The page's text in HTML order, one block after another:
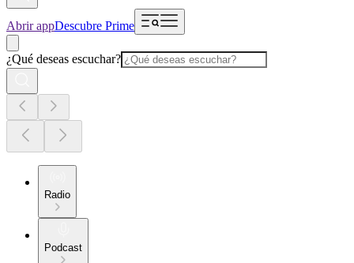
Abrir appDescubre Prime
¿Qué deseas escuchar?
Radio
Podcast